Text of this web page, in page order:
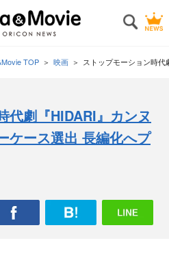
TOP 映画 ストップモーション時
代劇『HIDARI』カンヌ
ケース選出 長編化へプ